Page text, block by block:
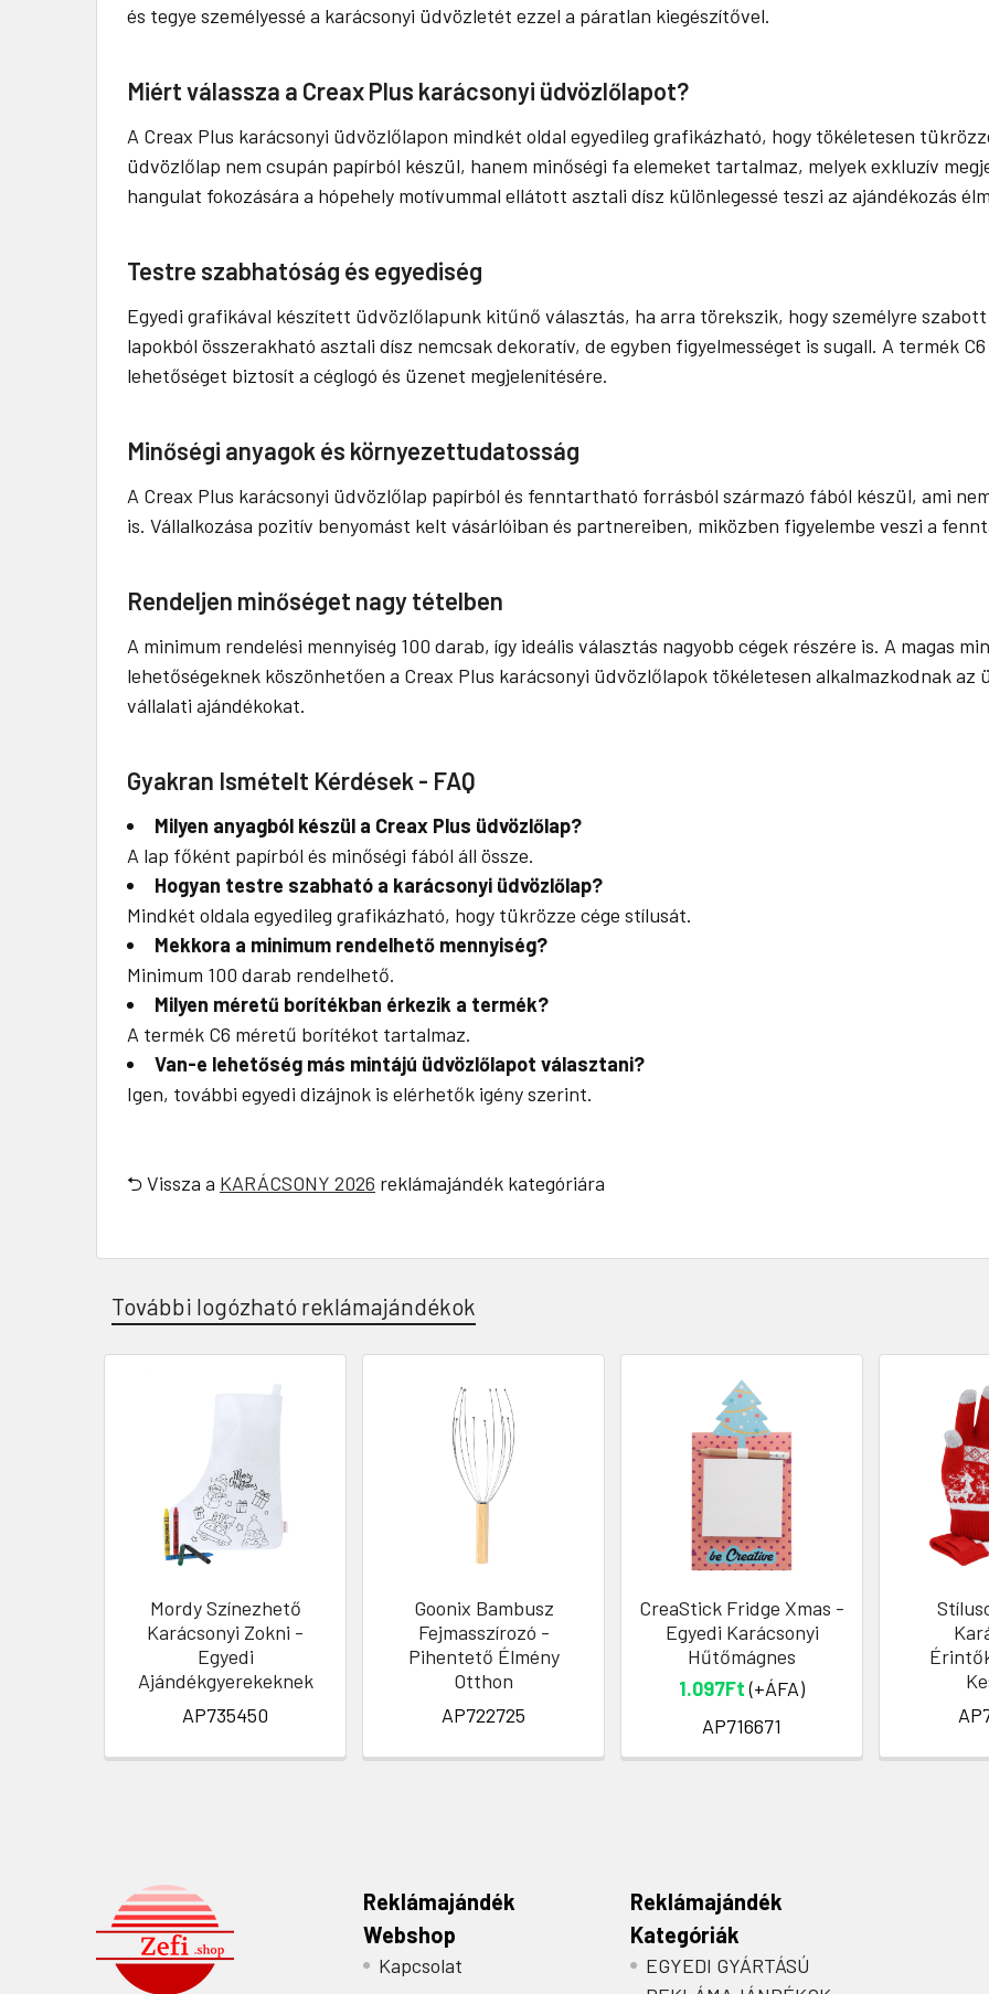
és tegye személyessé a karácsonyi üdvözletét ezzel a páratlan kiegészítővel.
Miért válassza a Creax Plus karácsonyi üdvözlőlapot?
A Creax Plus karácsonyi üdvözlőlapon mindkét oldal egyedileg grafikázható, hogy tökéletesen
üdvözlőlap nem csupán papírból készül, hanem minőségi fa elemeket tartalmaz, melyek exkluzív
hangulat fokozására a hópehely motívummal ellátott asztali dísz különlegessé teszi az ajándékozás
Testre szabhatóság és egyediség
Egyedi grafikával készített üdvözlőlapunk kitűnő választás, ha arra törekszik, hogy személyre
lapokból összerakható asztali dísz nemcsak dekoratív, de egyben figyelmességet is sugall. A termék
lehetőséget biztosít a céglogó és üzenet megjelenítésére.
Minőségi anyagok és környezettudatosság
A Creax Plus karácsonyi üdvözlőlap papírból és fenntartható forrásból származó fából készül, ami
is. Vállalkozása pozitív benyomást kelt vásárlóiban és partnereiben, miközben figyelembe veszi a
Rendeljen minőséget nagy tételben
A minimum rendelési mennyiség 100 darab, így ideális választás nagyobb cégek részére is. A magas
lehetőségeknek köszönhetően a Creax Plus karácsonyi üdvözlőlapok tökéletesen alkalmazkodnak az
vállalati ajándékokat.
Gyakran Ismételt Kérdések - FAQ
Milyen anyagból készül a Creax Plus üdvözlőlap?
A lap főként papírból és minőségi fából áll össze.
Hogyan testre szabható a karácsonyi üdvözlőlap?
Mindkét oldala egyedileg grafikázható, hogy tükrözze cége stílusát.
Mekkora a minimum rendelhető mennyiség?
Minimum 100 darab rendelhető.
Milyen méretű borítékban érkezik a termék?
A termék C6 méretű borítékot tartalmaz.
Van-e lehetőség más mintájú üdvözlőlapot választani?
Igen, további egyedi dizájnok is elérhetők igény szerint.
⮌ Vissza a KARÁCSONY 2026 reklámajándék kategóriára
További logózható reklámajándékok
Mordy Színezhető
Karácsonyi Zokni -
Egyedi
Ajándékgyerekeknek
AP735450
Goonix Bambusz
Fejmasszírozó -
Pihentető Élmény
Otthon
AP722725
CreaStick Fridge Xmas -
Egyedi Karácsonyi
Hűtőmágnes
1.097Ft(+ÁFA)
AP716671
Reklámajándék
Webshop
Kapcsolat
Reklámajándék
Kategóriák
EGYEDI GYÁRTÁSÚ